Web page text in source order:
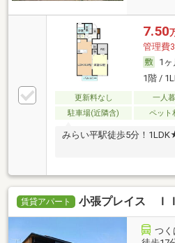
7.50
管理費
1ヶ
1階 /
更新料なし 一人
駐車場(近隣含)
ペット
みらい平駅徒歩5分！
賃貸アパート 小張プレイス ＩＩ
つく